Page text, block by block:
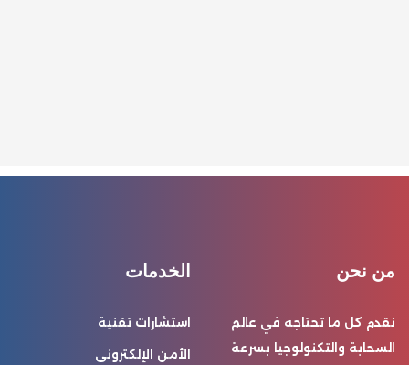
من نحن
نقدم كل ما تحتاجه في عالم
السحابة والتكنولوجيا بسرعة
الخدمات
استشارات تقنية
الأمن الإلكترونى